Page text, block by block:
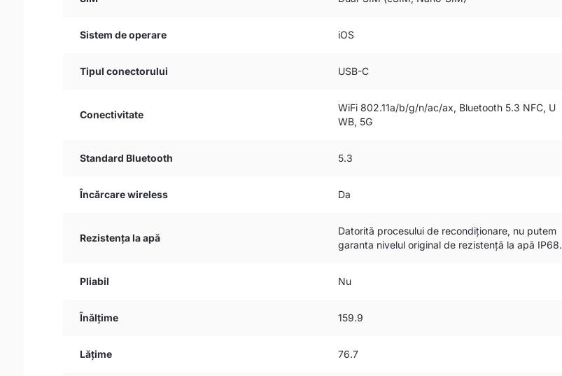
Sistem de operare iOS
Tipul conectorului USB-C
Conectivitate
WiFi 802.11a/b/g/n/ac/ax, Bluetooth 5.3 NFC, U
WB, 5G
Standard Bluetooth 5.3
Încărcare wireless Da
Rezistența la apă
Datorită procesului de recondiționare, nu putem
garanta nivelul original de rezistență la apă IP68.
Pliabil Nu
Înălțime 159.9
Lățime 76.7